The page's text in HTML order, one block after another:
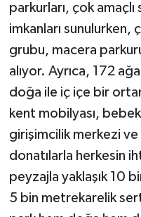
parkurları, çok
imkanları sunulurken,
grubu, macera
alıyor. Ayrıca, 172
doğa ile iç içe bir
kent mobilyası, bebek
girişimcilik merkezi
donatılarla herkesin
peyzajla yaklaşık 10
5 bin metrekarelik